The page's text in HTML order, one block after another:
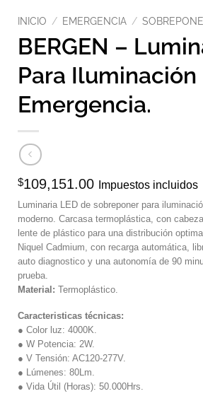
INICIO / EMERGENCIA /
BERGEN –
Para Iluminación
Emergencia.
$109,151.00 Impuestos incluidos
Luminaria LED de sobreponer para
moderno. Carcasa termoplástica, con
lente de plástico para una distribución
Niquel Cadmium, con recarga automática,
auto diagnostico y una autonomía de 90
prueba.
Material: Termoplástico.
Caracteristicas técnicas:
● Color luz: 4000K.
● W Potencia: 2W.
● V Tensión: AC120-277V.
● Lúmenes: 80Lm.
● Vida Útil (Horas): 50.000Hrs.